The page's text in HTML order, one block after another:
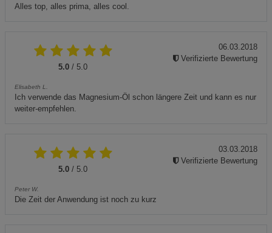
Alles top, alles prima, alles cool.
5.0 / 5.0
Elisabeth L.
Ich verwende das Magnesium-Öl schon längere Zeit und kann es nur
weiter-empfehlen.
06.03.2018
Verifizierte Bewertung
5.0 / 5.0
Peter W.
Die Zeit der Anwendung ist noch zu kurz
03.03.2018
Verifizierte Bewertung